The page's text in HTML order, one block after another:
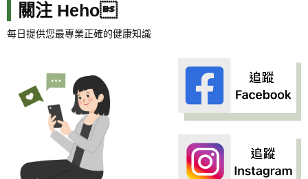
關注 Heho
每日提供您最專業正確的健康知識